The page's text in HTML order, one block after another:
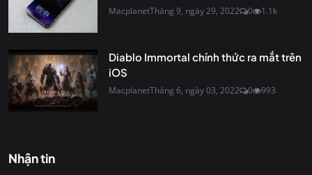
MacplanetTháng 9, ngày 29, 2022 0 1.1k
Diablo Immortal chính thức ra mắt trên
iOS
MacplanetTháng 6, ngày 03, 2022 0 993
Nhận tin